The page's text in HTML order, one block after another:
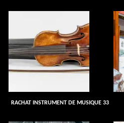
RACHAT INSTRUMENT DE MUSIQUE 33